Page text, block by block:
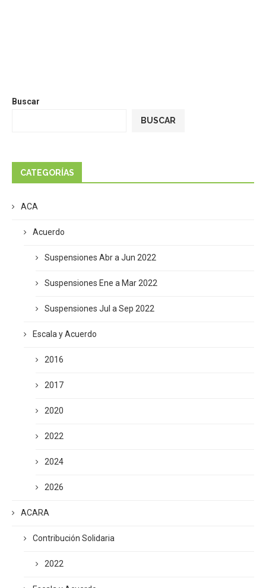
Buscar
BUSCAR
CATEGORÍAS
ACA
Acuerdo
Suspensiones Abr a Jun 2022
Suspensiones Ene a Mar 2022
Suspensiones Jul a Sep 2022
Escala y Acuerdo
2016
2017
2020
2022
2024
2026
ACARA
Contribución Solidaria
2022